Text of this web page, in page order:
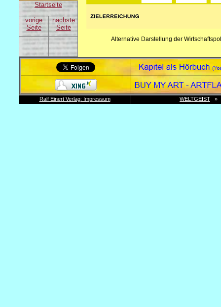
Startseite
vorige
Seite
nächste
Seite
Alternative Darstellung der
Ralf Einert Verlag: Impressum WELTGEIST